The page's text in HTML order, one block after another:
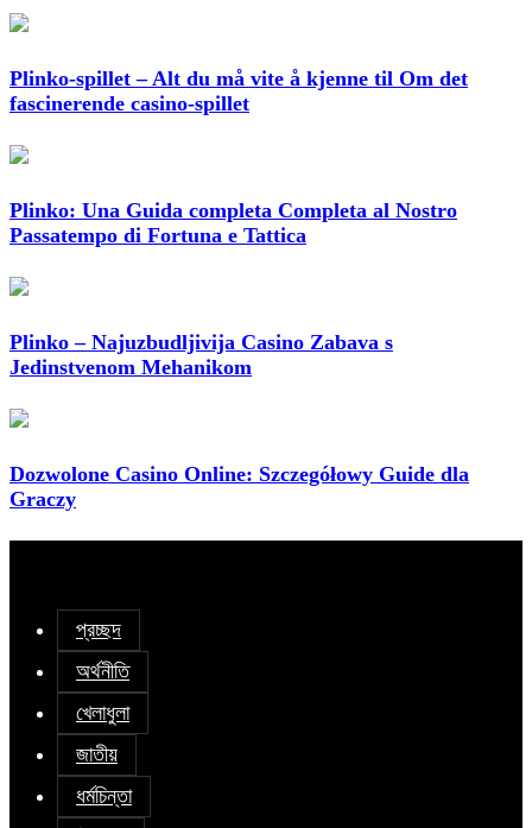
Plinko-spillet – Alt du må vite å kjenne til Om det
fascinerende casino-spillet
Plinko: Una Guida completa Completa al Nostro
Passatempo di Fortuna e Tattica
Plinko – Najuzbudljivija Casino Zabava s
Jedinstvenom Mehanikom
Dozwolone Casino Online: Szczegółowy Guide dla
Graczy
প্রচ্ছদ
অর্থনীতি
খেলাধুলা
জাতীয়
ধর্মচিন্তা